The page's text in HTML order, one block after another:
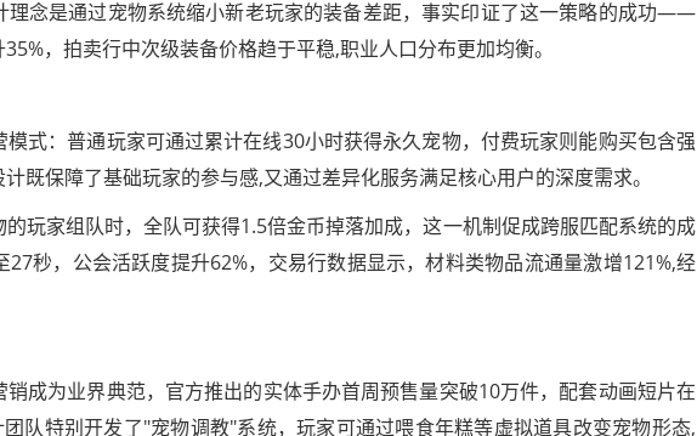
理念是通过宠物系统缩小新老玩家的装备差距，事实印证了这一策略的成功——
，拍卖行中次级装备价格趋于平稳,职业人口分布更加均衡。
式：普通玩家可通过累计在线30小时获得永久宠物，付费玩家则能购买包含强
既保障了基础玩家的参与感,又通过差异化服务满足核心用户的深度需求。
玩家组队时，全队可获得1.5倍金币掉落加成，这一机制促成跨服匹配系统的成
秒，公会活跃度提升62%，交易行数据显示，材料类物品流通量激增121%,经
成为业界典范，官方推出的实体手办首周预售量突破10万件，配套动画短片在
队特别开发了"宠物调教"系统，玩家可通过喂食年糕等虚拟道具改变宠物形态,